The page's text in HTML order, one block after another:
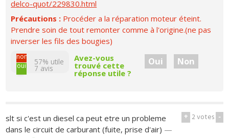
delco-quot/229830.html
Précautions : Procéder a la réparation moteur éteint.
Prendre soin de tout remonter comme à l'origine.(ne pas
inverser les fils des bougies)
non
oui
57% utile
7 avis
Avez-vous
trouvé cette
réponse utile ?
Oui Non
+ 2votes -
slt si c'est un diesel ca peut etre un probleme
dans le circuit de carburant (fuite, prise d'air) —